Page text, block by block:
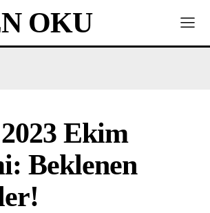
OKU
Ekim
Beklenen